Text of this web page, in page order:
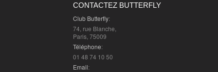
CONTACTEZ BUTTERFLY
Club Butterfly:
74, rue Blanche,
Paris, 75009
Téléphone:
01 48 74 10 50
Email: